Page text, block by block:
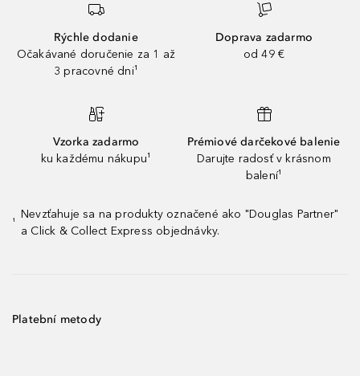
Rýchle dodanie
Očakávané doručenie za 1 až
3 pracovné dni¹
Doprava zadarmo
od 49 €
Vzorka zadarmo
ku každému nákupu¹
Prémiové darčekové balenie
Darujte radosť v krásnom
balení¹
¹
Nevzťahuje sa na produkty označené ako "Douglas Partner"
a Click & Collect Express objednávky.
Platební metody